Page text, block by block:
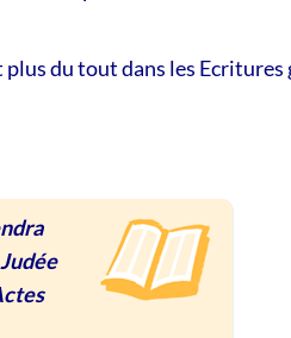
du tout dans les Ecritures